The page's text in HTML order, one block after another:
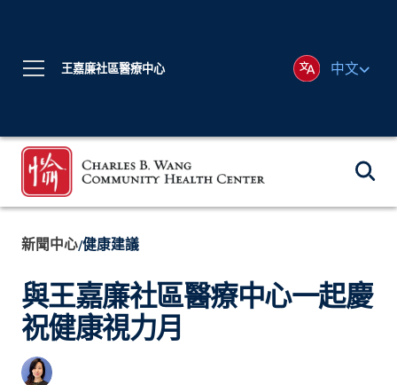
王嘉廉社區醫療中心 中文
新聞中心/健康建議
與王嘉廉社區醫療中心一起慶
祝健康視力月